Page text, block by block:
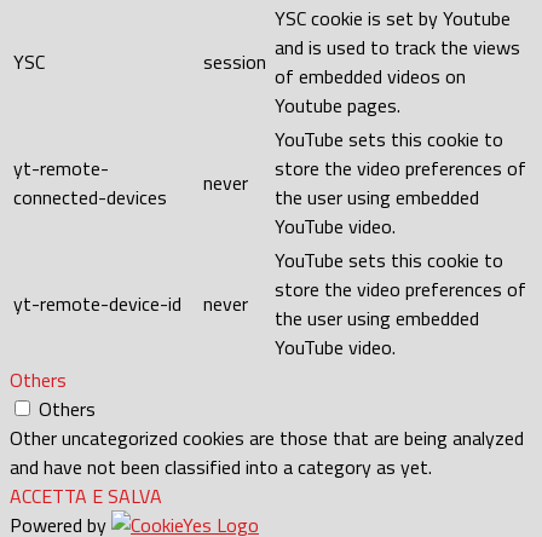
YSC session
YSC cookie is set by Youtube
and is used to track the views
of embedded videos on
Youtube pages.
yt-remote-
connected-devices
never
YouTube sets this cookie to
store the video preferences of
the user using embedded
YouTube video.
yt-remote-device-id never
YouTube sets this cookie to
store the video preferences of
the user using embedded
YouTube video.
Others
Others
Other uncategorized cookies are those that are being analyzed
and have not been classified into a category as yet.
ACCETTA E SALVA
Powered by